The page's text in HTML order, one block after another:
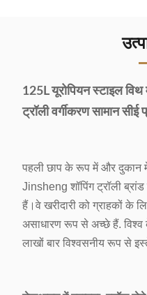
125L यूरोपियन स्टाइल
ट्रॉली वर्गीकरण सामान
पहली छाप के रूप में और दुकान
Jinsheng शॉपिंग ट्रॉली
हैं।वे खरीदारी को ग्राहकों
असाधारण रूप से अच्छे हैं. विश्व
लाखों बार विश्वसनीय रूप से